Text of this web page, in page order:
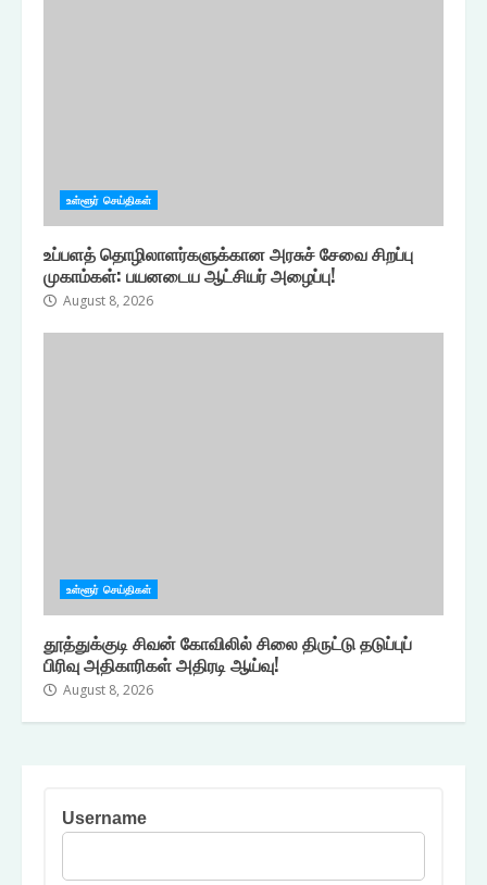
உள்ளூர் செய்திகள்
உப்பளத் தொழிலாளர்களுக்கான அரசுச் சேவை சிறப்பு
முகாம்கள்: பயனடைய ஆட்சியர் அழைப்பு!
August 8, 2026
உள்ளூர் செய்திகள்
தூத்துக்குடி சிவன் கோவிலில் சிலை திருட்டு தடுப்புப்
பிரிவு அதிகாரிகள் அதிரடி ஆய்வு!
August 8, 2026
Username